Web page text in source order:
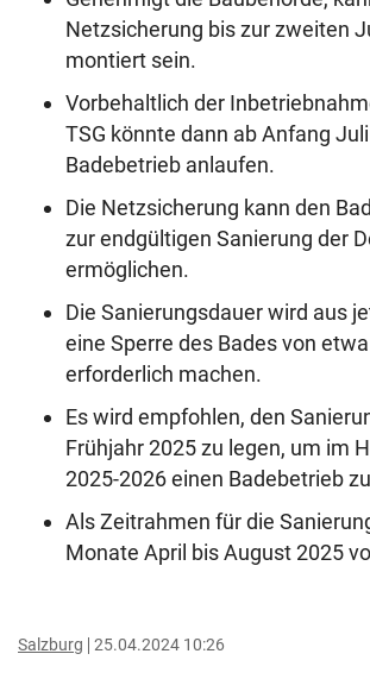
Netzsicherung bis zur zweiten
montiert sein.
Vorbehaltlich der
TSG könnte dann ab Anfang
Badebetrieb anlaufen.
Die Netzsicherung kann den
zur endgültigen Sanierung der
ermöglichen.
Die Sanierungsdauer wird aus
eine Sperre des Bades von
erforderlich machen.
Es wird empfohlen, den
Frühjahr 2025 zu legen, um im
2025-2026 einen Badebetrieb
Als Zeitrahmen für die
Monate April bis August 2025
Salzburg 25.04.2024 10:26